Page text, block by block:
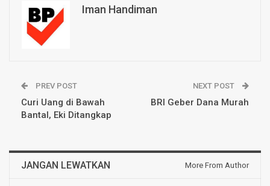
Iman Handiman
PREV POST
Curi Uang di Bawah
Bantal, Eki Ditangkap
NEXT POST
BRI Geber Dana Murah
JANGAN LEWATKAN More From Author